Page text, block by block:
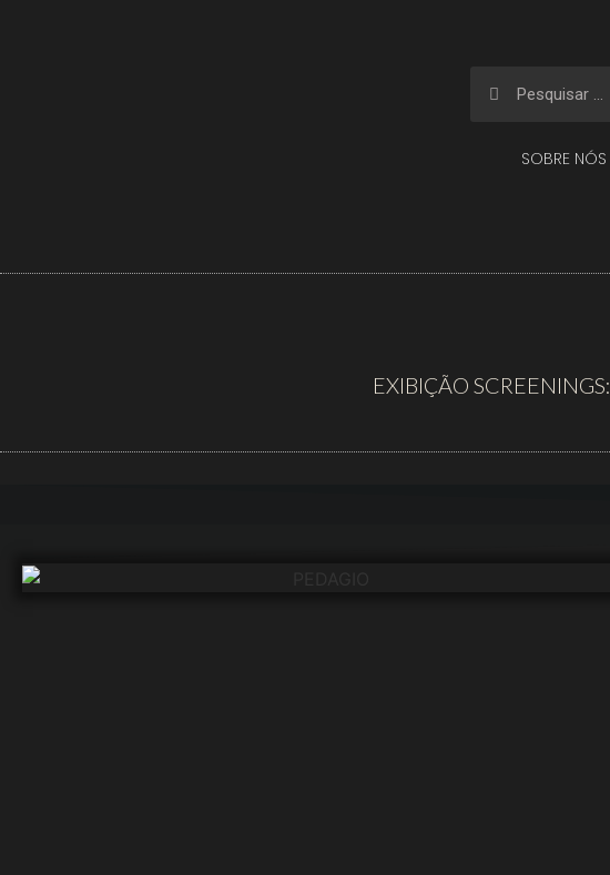
SOBRE NÓS
EXIBIÇÃO SCREENINGS: